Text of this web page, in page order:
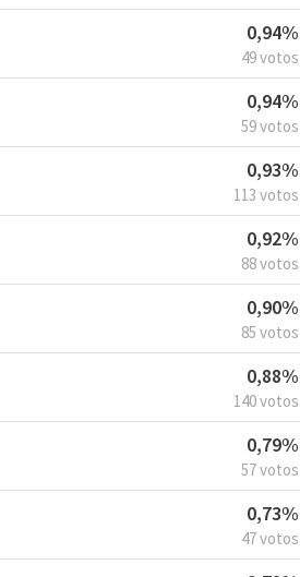
0,94%
49 votos
0,94%
59 votos
0,93%
113 votos
0,92%
88 votos
0,90%
85 votos
0,88%
140 votos
0,79%
57 votos
0,73%
47 votos